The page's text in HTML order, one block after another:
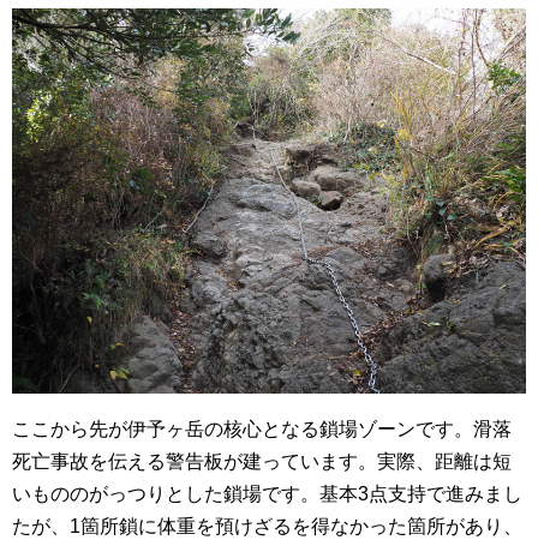
ここから先が伊予ヶ岳の核心となる鎖場ゾーンです。滑落
死亡事故を伝える警告板が建っています。実際、距離は短
いもののがっつりとした鎖場です。基本3点支持で進みまし
たが、1箇所鎖に体重を預けざるを得なかった箇所があり、